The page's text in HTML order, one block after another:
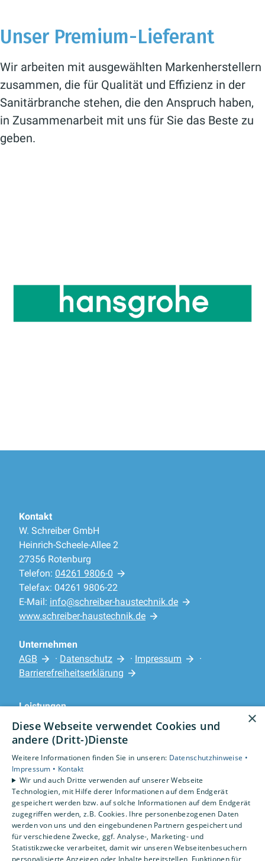
Unser Premium-Lieferant
Wir arbeiten mit ausgewählten Markenherstellern
zusammen, die für Qualität und Effizienz in der
Sanitärbranche stehen, die den Anspruch haben,
in Zusammenarbeit mit uns für Sie das Beste zu
geben.
Kontakt
W. Schreiber GmbH
Heinrich-Scheele-Allee 2
27356 Rotenburg
Telefon: 04261 9806-0
Telefax: 04261 9806-22
E-Mail: info@schreiber-haustechnik.de
www.schreiber-haustechnik.de
Unternehmen
AGB
· Datenschutz · Impressum
·
Barrierefreiheitserklärung
Leistungen
Privatkunden
Karriere
Unternehmen
Standorte
Rotenburg
×
Diese Webseite verwendet Cookies und
andere (Dritt-)Dienste
Weitere Informationen finden Sie in unseren: Datenschutzhinweise •
Impressum • Kontakt
Wir und auch Dritte verwenden auf unserer Webseite
Technologien, mit Hilfe derer Informationen auf dem Endgerät
gespeichert werden bzw. auf solche Informationen auf dem Endgerät
zugegriffen werden, z.B. Cookies. Ihre personenbezogenen Daten
werden von uns und den eingebundenen Partnern gespeichert und
für verschiedene Zwecke, ggf. Analyse-, Marketing- und
Statistikzwecke verarbeitet, damit wir unseren Webseitenbesuchern
personalisierte Anzeigen oder Inhalte bereitstellen, Funktionen für